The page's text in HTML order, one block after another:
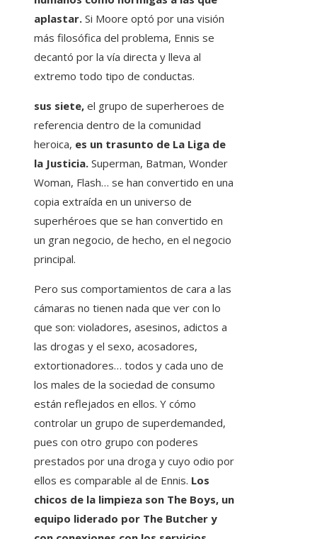
aplastar. Si Moore optó por una visión
más filosófica del problema, Ennis se
decantó por la vía directa y lleva al
extremo todo tipo de conductas.
sus siete, el grupo de superheroes de
referencia dentro de la comunidad
heroica, es un trasunto de La Liga de
la Justicia. Superman, Batman, Wonder
Woman, Flash… se han convertido en una
copia extraída en un universo de
superhéroes que se han convertido en
un gran negocio, de hecho, en el negocio
principal.
Pero sus comportamientos de cara a las
cámaras no tienen nada que ver con lo
que son: violadores, asesinos, adictos a
las drogas y el sexo, acosadores,
extortionadores… todos y cada uno de
los males de la sociedad de consumo
están reflejados en ellos. Y cómo
controlar un grupo de superdemanded,
pues con otro grupo con poderes
prestados por una droga y cuyo odio por
ellos es comparable al de Ennis. Los
chicos de la limpieza son The Boys, un
equipo liderado por The Butcher y